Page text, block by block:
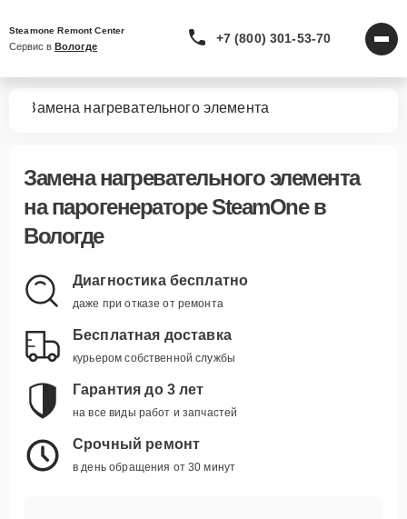
Steamone Remont Center
Сервис в Вологде
+7 (800) 301-53-70
Замена нагревательного элемента
Замена нагревательного элемента
на парогенераторе SteamOne в
Вологде
Диагностика бесплатно
даже при отказе от ремонта
Бесплатная доставка
курьером собственной службы
Гарантия до 3 лет
на все виды работ и запчастей
Срочный ремонт
в день обращения от 30 минут